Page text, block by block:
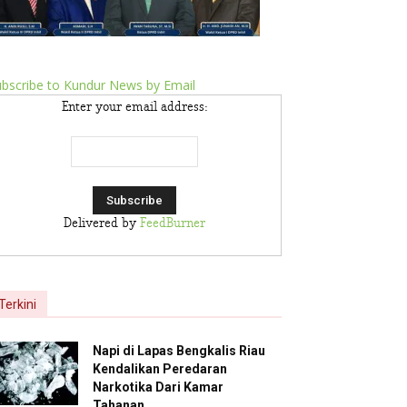
to Kundur News by Email
Enter your email address:
Delivered by FeedBurner
Napi di Lapas Bengkalis Riau
Kendalikan Peredaran
Narkotika Dari Kamar